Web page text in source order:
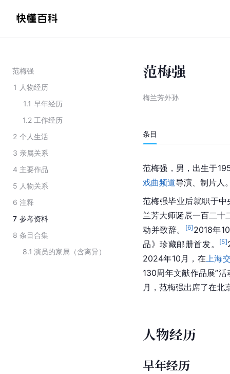
范梅强
1 人物经历
1.1 早年经历
1.2 工作经历
2 个人生活
3 亲属关系
4 主要作品
5 人物关系
6 注释
7 参考资料
8 条目合集
8.1 演员的家属（含离异）
范梅强
梅兰芳外孙
条目
范梅强，男，出生于
戏曲频道导演、制片人
范梅强毕业后就职于
兰芳大师诞辰一百二十
动并致辞。
[6] 2018年
品》珍藏邮册首发。
[5]
2024年10月，在 上海
130周年文献作品展”
月，范梅强出席了在北
人物经历
早年经历